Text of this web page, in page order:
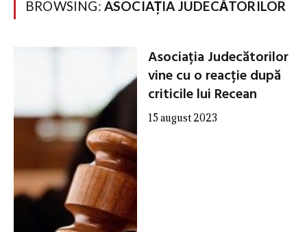
BROWSING: ASOCIAȚIA JUDECĂTORILOR
Asociația Judecătorilor
vine cu o reacție după
criticile lui Recean
15 august 2023